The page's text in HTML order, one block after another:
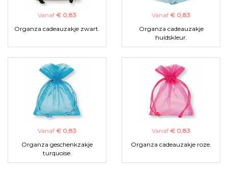
Vanaf € 0,83
Organza cadeauzakje zwart.
Vanaf € 0,83
Organza cadeauzakje
huidskleur.
Vanaf € 0,83
Organza geschenkzakje
turquoise.
Vanaf € 0,83
Organza cadeauzakje roze.